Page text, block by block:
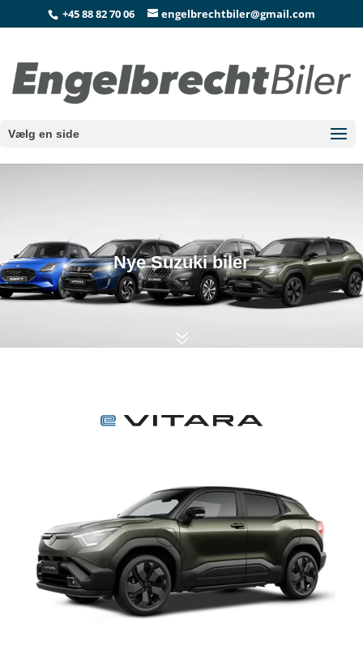
+45 88 82 70 06 engelbrechtbiler@gmail.com
Vælg en side
Nye Suzuki biler
7